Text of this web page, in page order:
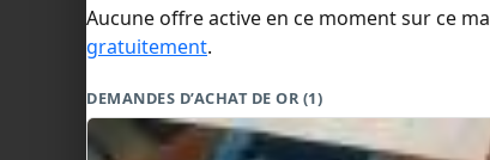
Aucune offre active en ce moment sur ce
gratuitement.
DEMANDES D’ACHAT DE OR (1)